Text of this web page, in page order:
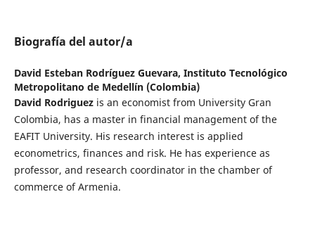
Biografía del autor/a
David Esteban Rodríguez Guevara, Instituto Tecnológico
Metropolitano de Medellín (Colombia)
David Rodriguezis an economist from University Gran
Colombia, has a master in financial management of the
EAFIT University. His research interest is applied
econometrics, finances and risk. He has experience as
professor, and research coordinator in the chamber of
commerce of Armenia.